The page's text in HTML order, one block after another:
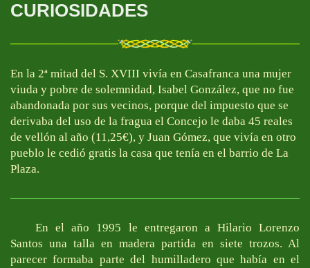
CURIOSIDADES
En la 2ª mitad del S. XVIII vivía en Casafranca una mujer
viuda y pobre de solemnidad, Isabel González, que no fue
abandonada por sus vecinos, porque del impuesto que se
derivaba del uso de la fragua el Concejo le daba 45 reales
de vellón al año (11,25€), y Juan Gómez, que vivía en otro
pueblo le cedió gratis la casa que tenía en el barrio de La
Plaza.
En el año 1995 le entregaron a Hilario Lorenzo
Santos una talla en madera partida en siete trozos. Al
parecer formaba parte del humilladero que había en el